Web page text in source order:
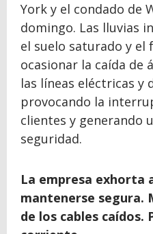
York y el condado de
domingo. Las lluvias
el suelo saturado y el
ocasionar la caída de
las líneas eléctricas y
provocando la
clientes y generando
seguridad.
La empresa exhorta
mantenerse segura.
de los cables caídos.